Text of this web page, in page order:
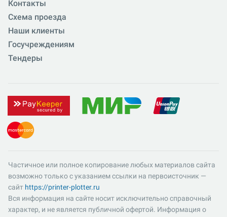
Контакты
Схема проезда
Наши клиенты
Госучреждениям
Тендеры
Частичное или полное копирование любых материалов сайта
возможно только с указанием ссылки на первоисточник —
сайт https://printer-plotter.ru
Вся информация на сайте носит исключительно справочный
характер, и не является публичной офертой. Информация о